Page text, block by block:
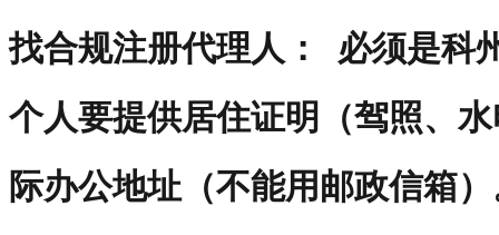
找合规注册代理人： 必须是科
个人要提供居住证明（驾照、
际办公地址（不能用邮政信箱